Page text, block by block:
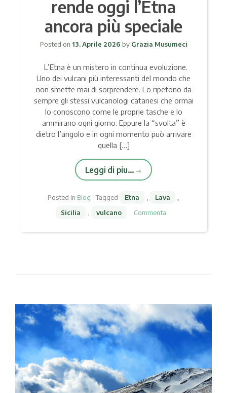
rende oggi l’Etna
ancora più speciale
Posted on 13. Aprile 2026 byGrazia Musumeci
L’Etna è un mistero in continua evoluzione.
Uno dei vulcani più interessanti del mondo che
non smette mai di sorprendere. Lo ripetono da
sempre gli stessi vulcanologi catanesi che ormai
lo conoscono come le proprie tasche e lo
ammirano ogni giorno. Eppure la “svolta” è
dietro l’angolo e in ogni momento può arrivare
quella […]
Leggi di piu…
Posted in Blog Tagged Etna Lava
Sicilia
vulcano Commenta